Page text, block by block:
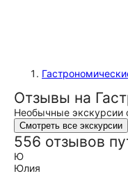
Отзывы на
Необычные экскурсии
Смотреть все экскурсии
556 отзывов
Ю
Юлия